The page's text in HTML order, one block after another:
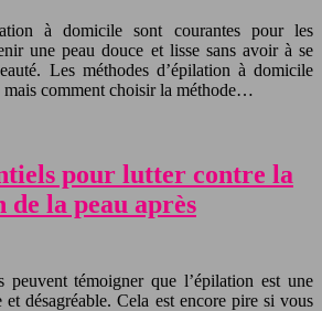
à domicile sont courantes pour les
une peau douce et lisse sans avoir à se
Les méthodes d’épilation à domicile
mais comment choisir la méthode…
pour lutter contre la
de la peau après
peuvent témoigner que l’épilation est une
et désagréable. Cela est encore pire si vous